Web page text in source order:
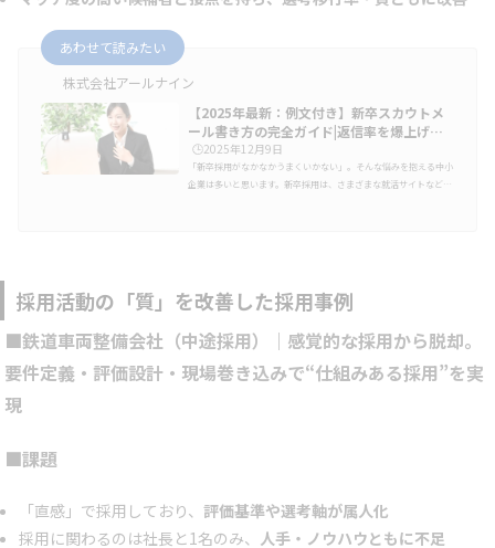
あわせて読みたい
株式会社アールナイン
【2025年最新：例文付き】新卒スカウトメ
ール書き方の完全ガイド|返信率を爆上げ
す…
🕒️2025年12月9日
「新卒採用がなかなかうまくいかない」。そんな悩みを抱える中小
企業は多いと思います。新卒採用は、さまざまな就活サイトなどを
トリーを待つよりも、積極的にスカウトを行う〝攻め〟の姿勢で、
難航する新卒採用に…
採用活動の「質」を改善した採用事例
■鉄道車両整備会社（中途採用）｜感覚的な採用から脱却。
要件定義・評価設計・現場巻き込みで“仕組みある採用”を実
現
■課題
「直感」で採用しており、 評価基準や選考軸が属人化
採用に関わるのは社長と1名のみ、 人手・ノウハウともに不足